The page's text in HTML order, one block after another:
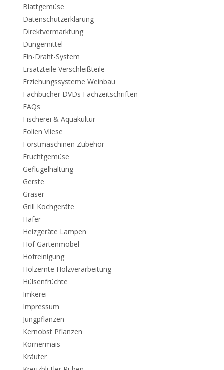
Blattgemüse
Datenschutzerklärung
Direktvermarktung
Düngemittel
Ein-Draht-System
Ersatzteile Verschleißteile
Erziehungssysteme Weinbau
Fachbücher DVDs Fachzeitschriften
FAQs
Fischerei & Aquakultur
Folien Vliese
Forstmaschinen Zubehör
Fruchtgemüse
Geflügelhaltung
Gerste
Gräser
Grill Kochgeräte
Hafer
Heizgeräte Lampen
Hof Gartenmöbel
Hofreinigung
Holzernte Holzverarbeitung
Hülsenfrüchte
Imkerei
Impressum
Jungpflanzen
Kernobst Pflanzen
Körnermais
Kräuter